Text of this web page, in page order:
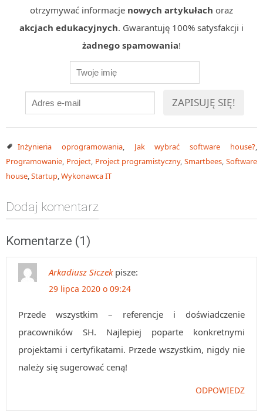
otrzymywać informacje nowych artykułach oraz
akcjach edukacyjnych. Gwarantuję 100% satysfakcji i
żadnego spamowania!
Inżynieria oprogramowania, Jak wybrać software house?,
Programowanie, Project, Project programistyczny,Smartbees,Software
house,Startup,Wykonawca IT
Dodaj komentarz
Komentarze (1)
Arkadiusz Siczek pisze:
29 lipca 2020 o 09:24
Przede wszystkim – referencje i doświadczenie
pracowników SH. Najlepiej poparte konkretnymi
projektami i certyfikatami. Przede wszystkim, nigdy nie
należy się sugerować ceną!
ODPOWIEDZ